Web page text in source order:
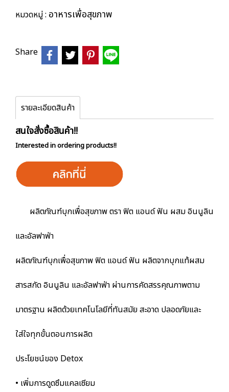
หมวดหมู่ : อาหารเพื่อสุขภาพ
Share
รายละเอียดสินค้า
สนใจสั่งซื้อสินค้า!!
Interested in ordering products!!
ผลิตภัณฑ์บุกเพื่อสุขภาพ ตรา ฟิต แอนด์ ฟัน ผสม อินนูลิน
และอัลฟาฟ่า
ผลิตภัณฑ์บุกเพื่อสุขภาพ ฟิต แอนด์ ฟัน ผลิตจากบุกแท้ผสม
สารสกัด อินนูลิน และอัลฟาฟ่า ผ่านการคัดสรรคุณภาพตาม
มาตรฐาน ผลิตด้วยเทคโนโลยีที่ทันสมัย สะอาด ปลอดภัยและ
ใส่ใจทุกขั้นตอนการผลิต
ประโยชน์ของ Detox
• เพิ่มการดูดซึมแคลเซียม